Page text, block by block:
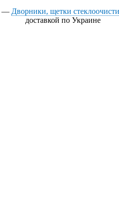
— Дворники, щетки
доставкой по Украине